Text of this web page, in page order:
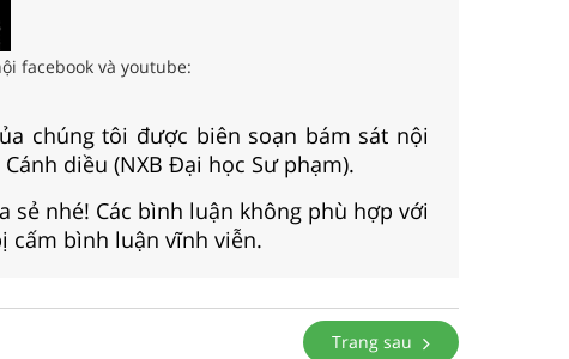
facebook và youtube:
chúng tôi được biên soạn bám sát nội
diều (NXB Đại học Sư phạm).
sẻ nhé! Các bình luận không phù hợp với
cấm bình luận vĩnh viễn.
Trang sau